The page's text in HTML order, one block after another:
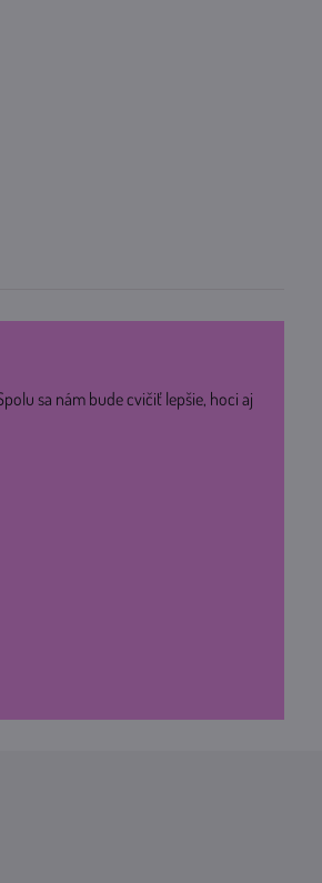
sa nám bude cvičiť lepšie, hoci aj